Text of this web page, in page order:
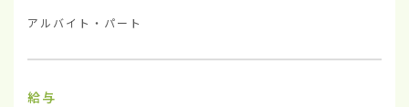
アルバイト・パート
給与